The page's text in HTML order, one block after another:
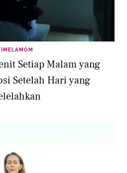
Setiap Malam yang
Setelah Hari yang